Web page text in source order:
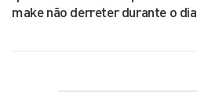
make não derreter durante o dia